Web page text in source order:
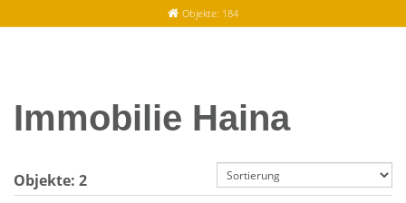
Objekte: 184
Immobilie Haina
Objekte: 2